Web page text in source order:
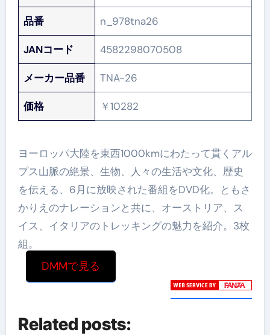
品番 n_978tna26
JANコード 4582298070508
メーカー品番 TNA-26
価格 ￥10282
ヨーロッパ大陸を東西1000kmにわたって貫くアル
プス山脈の絶景、生物、人々の生活や文化、歴史
を伝える、6月に放映された番組をDVD化。ともさ
かりえのナレーションと共に、オーストリア、ス
イス、イタリアのトレッキングの魅力を紹介。3枚
組。
DMMで見る
Related posts: